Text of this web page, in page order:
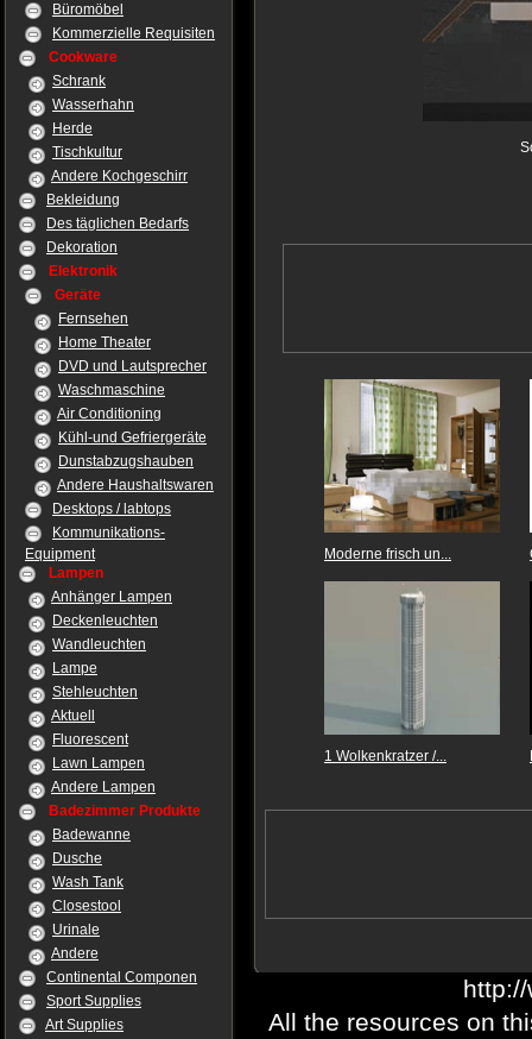
Büromöbel
Kommerzielle Requisiten
Cookware
Schrank
Wasserhahn
Herde
Tischkultur
Andere Kochgeschirr
Bekleidung
Des täglichen Bedarfs
Dekoration
Elektronik
Geräte
Fernsehen
Home Theater
DVD und Lautsprecher
Waschmaschine
Air Conditioning
Kühl-und Gefriergeräte
Dunstabzugshauben
Andere Haushaltswaren
Desktops / labtops
Kommunikations-
Equipment
Lampen
Anhänger Lampen
Deckenleuchten
Wandleuchten
Lampe
Stehleuchten
Aktuell
Fluorescent
Lawn Lampen
Andere Lampen
Badezimmer Produkte
Badewanne
Dusche
Wash Tank
Closestool
Urinale
Andere
Continental Componen
Sport Supplies
Art Supplies
Moderne frisch un...
1 Wolkenkratzer /...
All the resources on